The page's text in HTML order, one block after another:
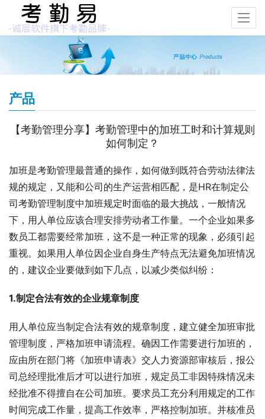
产品
【考勤管理分享】考勤管理中的加班工时和计算规则
如何制定？
加班是考勤管理最普通的操作，如何做到既符合劳动法律法
规的规定，又能和公司的生产运营相匹配，是HR在制定公
司考勤管理制度中加班规定时面临的最大挑战，一般情况
下，用人单位应该合理安排劳动者工作量。一个企业如果多
数员工都需要经常加班，这不是一种正常的现象，必须引起
重视。如果用人单位因企业自身生产特点无法避免加班情况
的，建议企业要做到如下几点，以减少类似纠纷：
1.制定合法有效的企业规章制度
用人单位应当制定合法有效的规章制度，建立健全加班审批
管理制度，严格加班申请流程。确因工作需要进行加班的，
应由所在部门将《加班申请表》交人力资源部审核后，报公
司总经理批准后才可以进行加班，规定员工非因特殊情况未
经批准不得擅自在公司加班。要求员工充分利用规定的工作
时间完成工作量，提高工作效率，严格控制加班。并核准员